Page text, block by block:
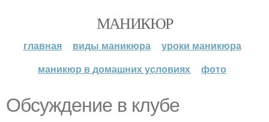
МАНИКЮР
главная виды маникюра
уроки маникюра
маникюр в домашних условиях
фото
Обсуждение в клубе